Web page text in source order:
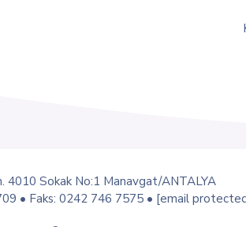
4010 Sokak No:1 Manavgat/ANTALYA
• Faks: 0242 746 7575 • [email